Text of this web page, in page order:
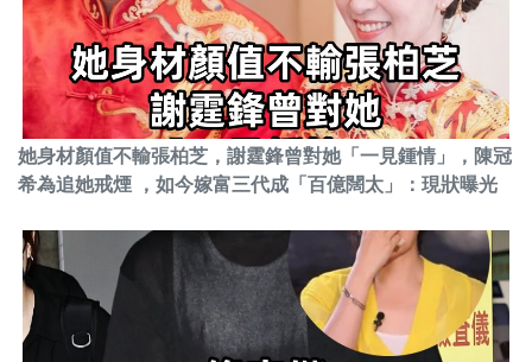
她身材顏值不輸張柏芝，謝霆鋒曾對她「一見鍾情」，陳冠
希為追她戒煙 ，如今嫁富三代成「百億闊太」：現狀曝光